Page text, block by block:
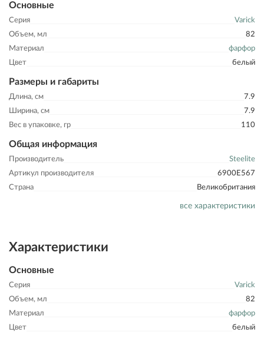
Основные
Серия
Varick
Объем, мл
82
Материал
фарфор
Цвет
белый
Размеры и габариты
Длина, см
7.9
Ширина, см
7.9
Вес в упаковке, гр
110
Общая информация
Производитель
Steelite
Артикул производителя
6900E567
Страна
Великобритания
все характеристики
Характеристики
Основные
Серия
Varick
Объем, мл
82
Материал
фарфор
Цвет
белый